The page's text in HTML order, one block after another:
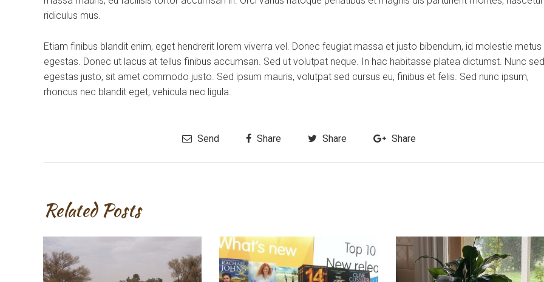
ridiculus mus.
Etiam finibus blandit enim, eget hendrerit lorem viverra vel. Donec feugiat massa et justo bibendum, id molestie metus
egestas. Donec ut lacus at tellus finibus accumsan. Sed ut volutpat neque. In hac habitasse platea dictumst. Nunc sed
egestas justo, sit amet commodo justo. Sed ipsum mauris, volutpat sed cursus eu, finibus et felis. Sed nunc ipsum,
rhoncus nec blandit eget, vehicula nec ligula.
Send Share Share Share
Related Posts